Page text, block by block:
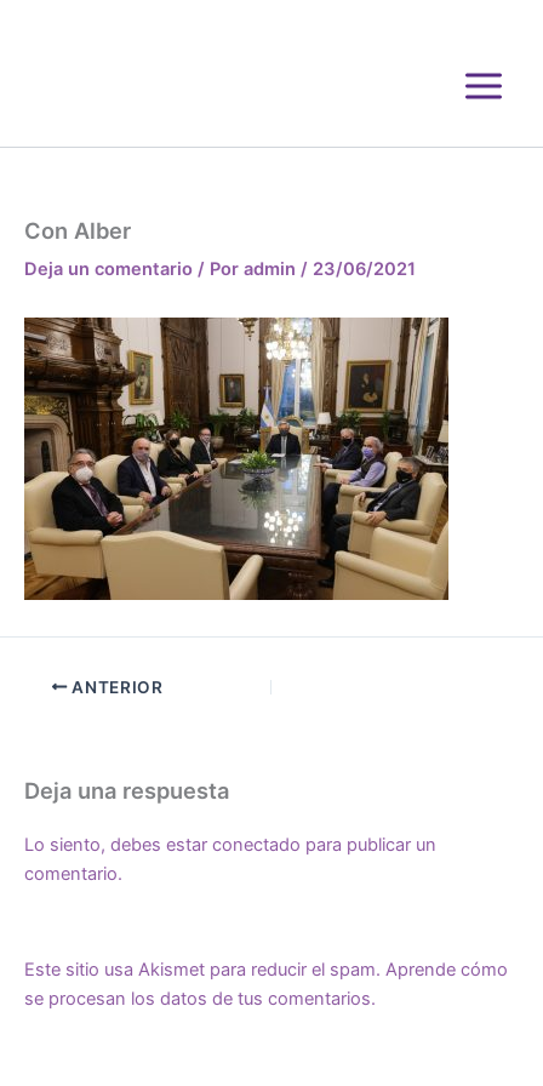
Con Alber
Deja un comentario / Por admin / 23/06/2021
ANTERIOR
Deja una respuesta
Lo siento, debes estar conectado para publicar un
comentario.
Este sitio usa Akismet para reducir el spam. Aprende cómo
se procesan los datos de tus comentarios.